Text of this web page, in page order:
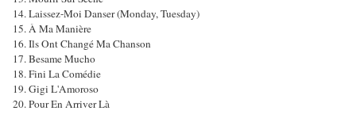
14. Laissez-Moi Danser (Monday, Tuesday)
15. À Ma Manière
16. Ils Ont Changé Ma Chanson
17. Besame Mucho
18. Fini La Comédie
19. Gigi L'Amoroso
20. Pour En Arriver Là